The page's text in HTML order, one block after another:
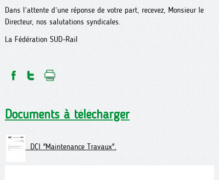
Dans l’attente d’une réponse de votre part, recevez, Monsieur le
Directeur, nos salutations syndicales.
La Fédération SUD-Rail
Documents à télécharger
DCI "Maintenance Travaux".